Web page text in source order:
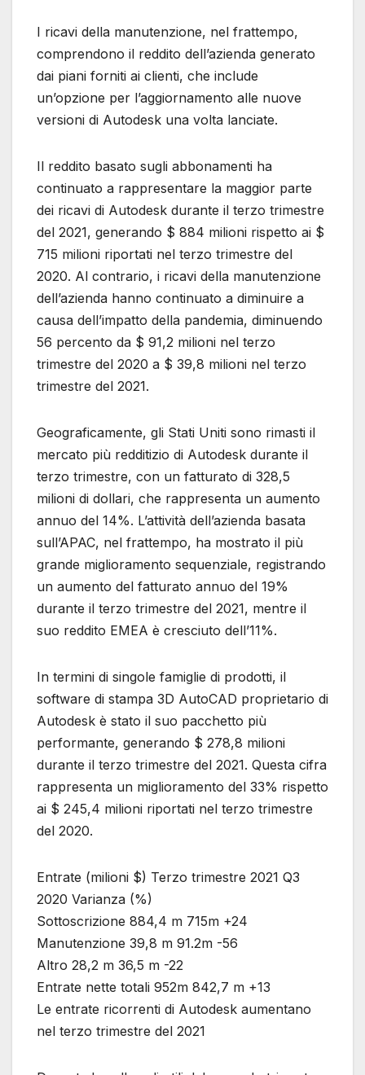
I ricavi della manutenzione, nel frattempo,
comprendono il reddito dell’azienda generato
dai piani forniti ai clienti, che include
un’opzione per l’aggiornamento alle nuove
versioni di Autodesk una volta lanciate.
Il reddito basato sugli abbonamenti ha
continuato a rappresentare la maggior parte
dei ricavi di Autodesk durante il terzo trimestre
del 2021, generando $ 884 milioni rispetto ai $
715 milioni riportati nel terzo trimestre del
2020. Al contrario, i ricavi della manutenzione
dell’azienda hanno continuato a diminuire a
causa dell’impatto della pandemia, diminuendo
56 percento da $ 91,2 milioni nel terzo
trimestre del 2020 a $ 39,8 milioni nel terzo
trimestre del 2021.
Geograficamente, gli Stati Uniti sono rimasti il ​​
mercato più redditizio di Autodesk durante il
terzo trimestre, con un fatturato di 328,5
milioni di dollari, che rappresenta un aumento
annuo del 14%. L’attività dell’azienda basata
sull’APAC, nel frattempo, ha mostrato il più
grande miglioramento sequenziale, registrando
un aumento del fatturato annuo del 19%
durante il terzo trimestre del 2021, mentre il
suo reddito EMEA è cresciuto dell’11%.
In termini di singole famiglie di prodotti, il
software di stampa 3D AutoCAD proprietario di
Autodesk è stato il suo pacchetto più
performante, generando $ 278,8 milioni
durante il terzo trimestre del 2021. Questa cifra
rappresenta un miglioramento del 33% rispetto
ai $ 245,4 milioni riportati nel terzo trimestre
del 2020.
Entrate (milioni $) Terzo trimestre 2021 Q3
2020 Varianza (%)
Sottoscrizione 884,4 m 715m +24
Manutenzione 39,8 m 91.2m -56
Altro 28,2 m 36,5 m -22
Entrate nette totali 952m 842,7 m +13
Le entrate ricorrenti di Autodesk aumentano
nel terzo trimestre del 2021